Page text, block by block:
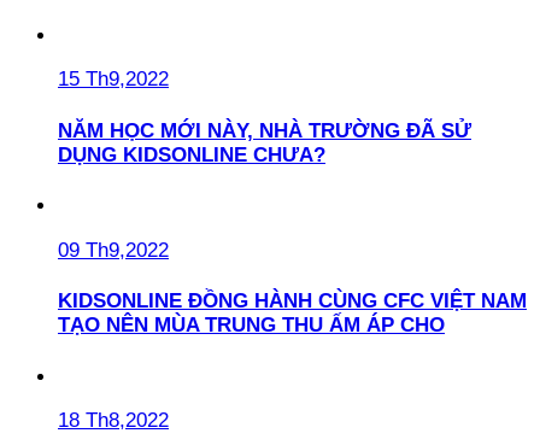
15 Th9,2022
NĂM HỌC MỚI NÀY, NHÀ TRƯỜNG ĐÃ SỬ
DỤNG KIDSONLINE CHƯA?
09 Th9,2022
KIDSONLINE ĐỒNG HÀNH CÙNG CFC VIỆT NAM
TẠO NÊN MÙA TRUNG THU ẤM ÁP CHO
18 Th8,2022